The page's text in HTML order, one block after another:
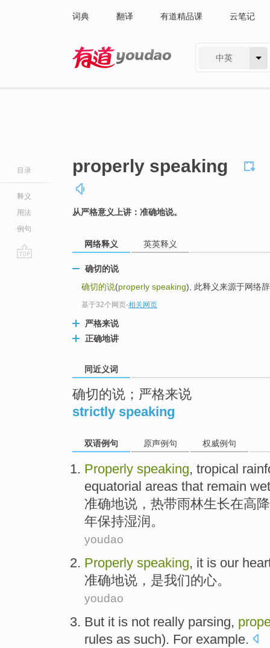
词典 翻译 有道精品课 云笔记
中英
目录
释义
用法
例句
properly speaking
从严格意义上讲：准确地说。
网络释义 英英释义
确切的说
确切的说(properly speaking), 此释义来源于网络
基于32个网页-相关网页
严格来说
正确地讲
同近义词
确切的说；严格来说
strictly speaking
双语例句 原声例句 权威例句
Properly speaking, tropical
equatorial areas that remain wet
准确地说 ， 热带雨林生长在高
年保持湿润。
youdao
Properly speaking, it is our
准确地说 ， 是我们的心。
youdao
But it is not really parsing,
rules as such). For example.